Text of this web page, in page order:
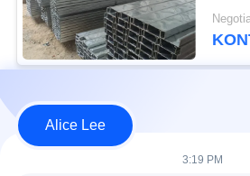
Z
die
Beliebte Kategorien
Alice Lee
3:19 PM